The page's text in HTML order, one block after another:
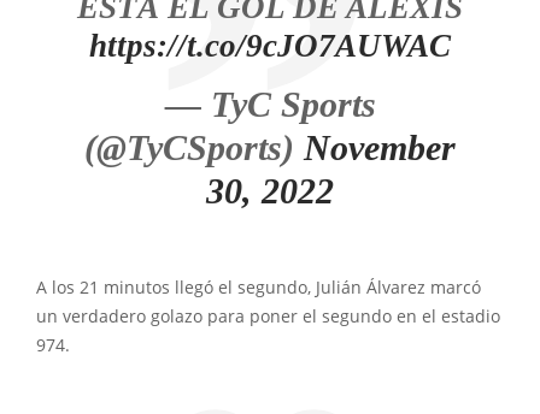
ESTÁ EL GOL DE ALEXIS
https://t.co/9cJO7AUWAC
— TyC Sports
(@TyCSports) November
30, 2022
A los 21 minutos llegó el segundo, Julián Álvarez marcó
un verdadero golazo para poner el segundo en el estadio
974.